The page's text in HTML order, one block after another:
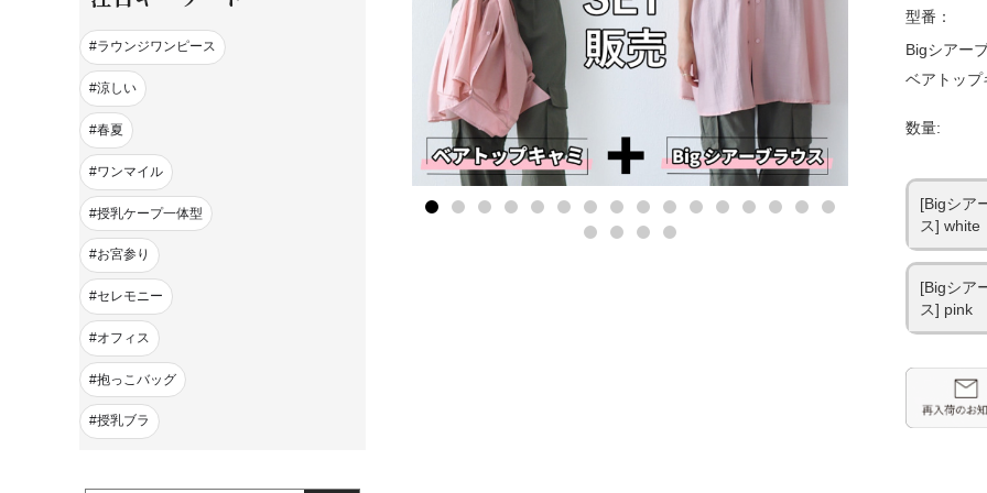
型番：
Bigシアー
ベアトップ
数量:
[Bigシア
ス] white
[Bigシア
ス] pink
ラウンジワンピース
涼しい
春夏
ワンマイル
授乳ケープ一体型
お宮参り
セレモニー
オフィス
抱っこバッグ
授乳ブラ